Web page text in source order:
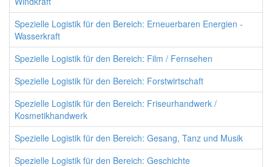
Spezielle Logistik für den Bereich: Erneuerbaren Energien -
Wasserkraft
Spezielle Logistik für den Bereich: Film / Fernsehen
Spezielle Logistik für den Bereich: Forstwirtschaft
Spezielle Logistik für den Bereich: Friseurhandwerk /
Kosmetikhandwerk
Spezielle Logistik für den Bereich: Gesang, Tanz und Musik
Spezielle Logistik für den Bereich: Geschichte